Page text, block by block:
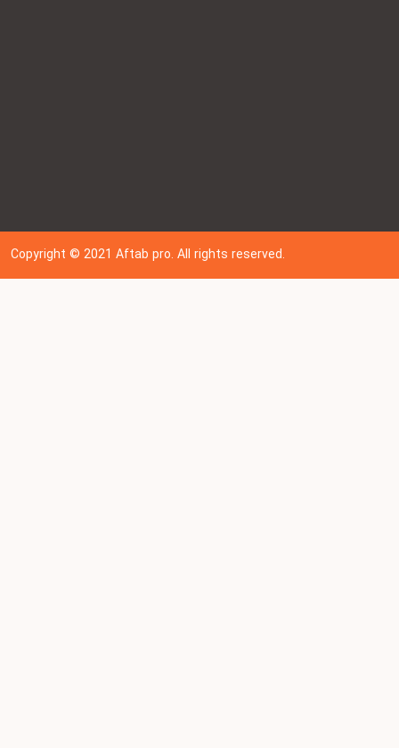
Copyright © 202 1Aftab pro. All rights reserved.